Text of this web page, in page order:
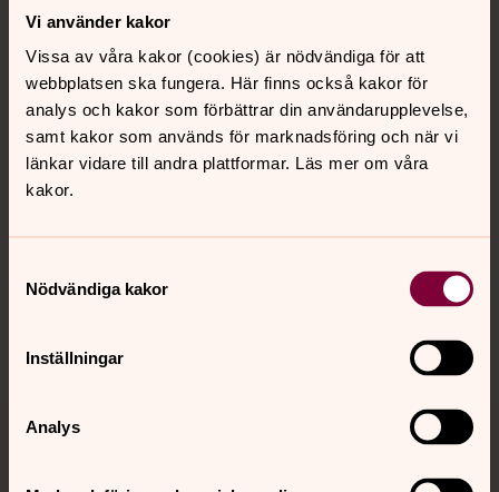
Vi använder kakor
Vissa av våra kakor (cookies) är nödvändiga för att
webbplatsen ska fungera. Här finns också kakor för
analys och kakor som förbättrar din användarupplevelse,
samt kakor som används för marknadsföring och när vi
länkar vidare till andra plattformar. Läs mer om våra
kakor.
Nödvändiga kakor
Inställningar
Analys
Kontakt
Kalender
Hitta snabbt
Sociala kanaler